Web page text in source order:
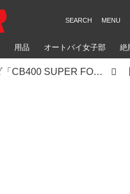
用品 オートバイ女子部 絶
ホンダ「CB400 SUPER FOUR E-Clutch Concept」｜新型スーパーフォア徹底解説〈シャシー編〉